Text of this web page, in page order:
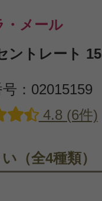
・メール
ントレート
：02015159
4.8 (6件)
（全4種類）